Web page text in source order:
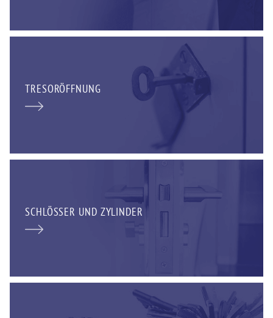
TRESORÖFFNUNG
SCHLÖSSER UND ZYLINDER